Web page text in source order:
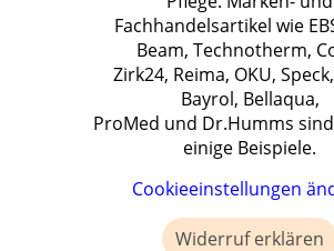
Fachhandelsartikel wie
Beam, Technotherm,
Zirk24, Reima, OKU,
Bayrol, Bellaqua,
ProMed und Dr.Humms
einige Beispiele.
Cookieeinstellungen
Widerruf erklären